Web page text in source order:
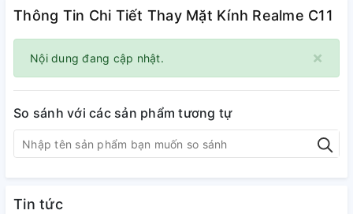
Thông Tin Chi Tiết Thay Mặt Kính Realme C11
×
Nội dung đang cập nhật.
So sánh với các sản phẩm tương tự
Tin tức